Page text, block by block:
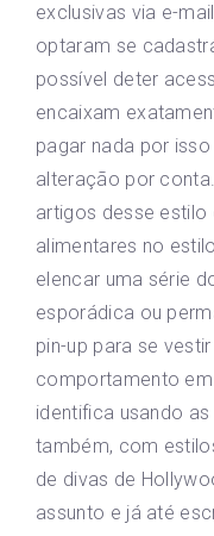
exclusivas via e-
optaram se
possível deter
encaixam
pagar nada por
alteração por
artigos desse
alimentares no
elencar uma série
esporádica ou
pin-up para se
comportamento
identifica usando
também, com
de divas de
assunto e já até